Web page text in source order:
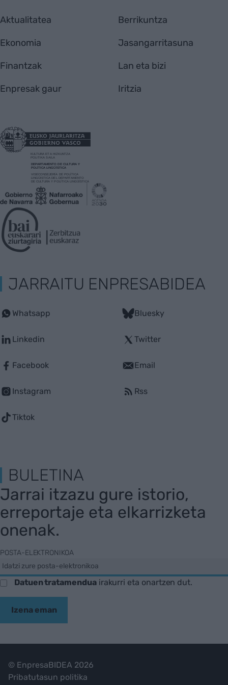
Aktualitatea
Ekonomia
Finantzak
Enpresak gaur
Berrikuntza
Jasangarritasuna
Lan eta bizi
Iritzia
JARRAITU ENPRESABIDEA
Whatsapp
Linkedin
Facebook
Instagram
Tiktok
Bluesky
Twitter
Email
Rss
BULETINA
Jarrai itzazu gure istorio,
erreportaje eta elkarrizketa
onenak.
POSTA-ELEKTRONIKOA
Datuen tratamenduairakurri eta onartzen dut.
Izena eman
© EnpresaBIDEA 2026
Pribatutasun politika